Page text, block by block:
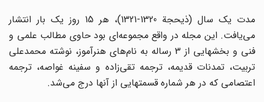
مدت‌ یک‌ سال‌ (ذیحجة 1320-1321)، هر 15 روز یک‌ بار انتشار
مى‌یافت. این‌ مجله‌ در واقع‌ مجموعه‌ای‌ بود حاوی‌ مطالب‌ علمى‌ و
فنى‌ و بخشهایى‌ از 3 رساله‌ به‌ نام‌های‌ هنرآموز، نوشته محمدعلى‌
تربیت‌، تمدنات‌ قدیمه‌، ترجمه تقى‌زاده‌ و سفینه غواصه‌، ترجمه
اعتصامى‌ که‌ در هر شماره‌ قسمتهایى‌ از آنها درج‌ مى‌شد.